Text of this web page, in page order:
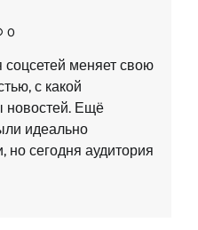
0
соцсетей меняет свою
с какой
новостей. Ещё
идеально
сегодня аудитория